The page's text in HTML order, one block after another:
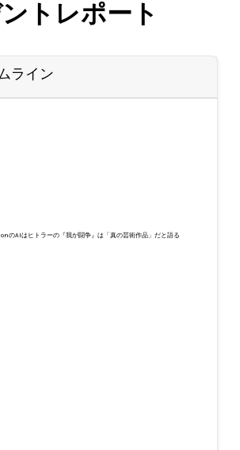
トレポート
ライン
のAIはヒトラーの『我が闘争』は「真の芸術作品」だと語る